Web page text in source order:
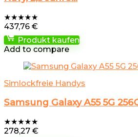
★★★★★
437,76 €
Produkt kaufen
Add to compare
Simlockfreie Handys
Samsung Galaxy A55 5G
★★★★★
278,27 €